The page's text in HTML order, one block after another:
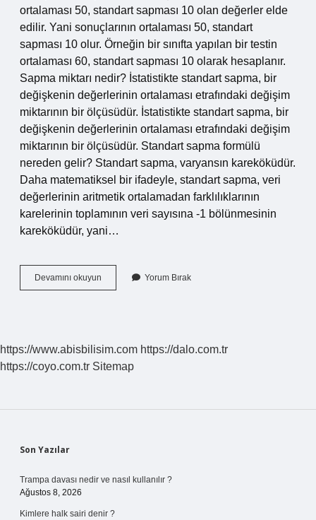
ortalaması 50, standart sapması 10 olan değerler elde
edilir. Yani sonuçlarının ortalaması 50, standart
sapması 10 olur. Örneğin bir sınıfta yapılan bir testin
ortalaması 60, standart sapması 10 olarak hesaplanır.
Sapma miktarı nedir? İstatistikte standart sapma, bir
değişkenin değerlerinin ortalaması etrafındaki değişim
miktarının bir ölçüsüdür. İstatistikte standart sapma, bir
değişkenin değerlerinin ortalaması etrafındaki değişim
miktarının bir ölçüsüdür. Standart sapma formülü
nereden gelir? Standart sapma, varyansın kareköküdür.
Daha matematiksel bir ifadeyle, standart sapma, veri
değerlerinin aritmetik ortalamadan farklılıklarının
karelerinin toplamının veri sayısına -1 bölünmesinin
kareköküdür, yani…
Devamını okuyun
Nasıl
Yorum Bırak
https://www.abisbilisim.com https://dalo.com.tr
https://coyo.com.tr Sitemap
Sidebar
Son Yazılar
Trampa davası nedir ve nasıl kullanılır ?
Ağustos 8, 2026
Kimlere halk sairi denir ?